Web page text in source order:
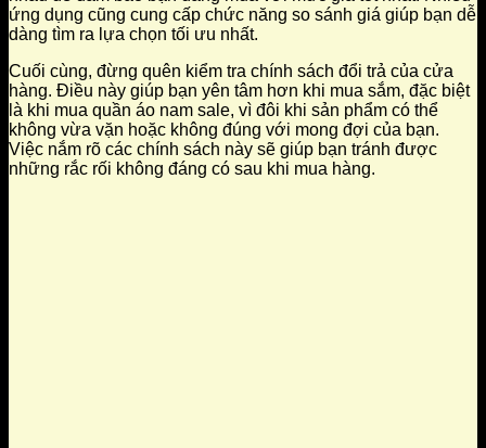
ứng dụng cũng cung cấp chức năng so sánh giá giúp bạn dễ
dàng tìm ra lựa chọn tối ưu nhất.
Cuối cùng, đừng quên kiểm tra chính sách đổi trả của cửa
hàng. Điều này giúp bạn yên tâm hơn khi mua sắm, đặc biệt
là khi mua quần áo nam sale, vì đôi khi sản phẩm có thể
không vừa vặn hoặc không đúng với mong đợi của bạn.
Việc nắm rõ các chính sách này sẽ giúp bạn tránh được
những rắc rối không đáng có sau khi mua hàng.